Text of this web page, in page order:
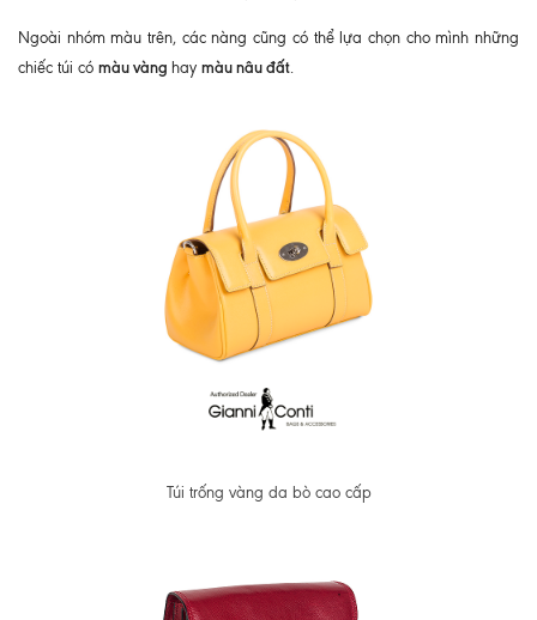
Ngoài nhóm màu trên, các nàng cũng có thể lựa chọn cho mình những
chiếc túi có màu vàng hay màu nâu đất
Túi trống vàng da bò cao cấp